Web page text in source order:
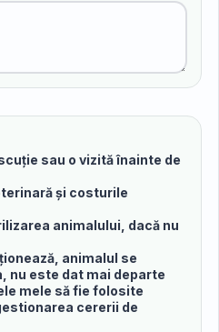
sau o vizită înainte de
și costurile
animalului, dacă nu
animalul se
nu este dat mai departe
mele să fie folosite
cererii de